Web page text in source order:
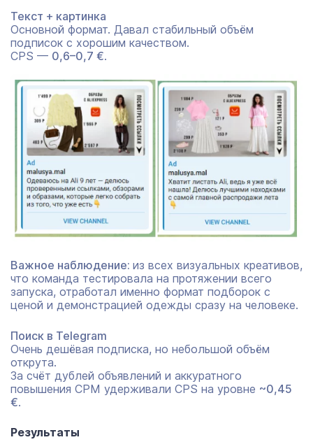
Текст + картинка
Основной формат. Давал стабильный объём
подписок с хорошим качеством.
CPS — 0,6–0,7 €.
Важное наблюдение: из всех визуальных креативов,
что команда тестировала на протяжении всего
запуска, отработал именно формат подборок с
ценой и демонстрацией одежды сразу на человеке.
Поиск в Telegram
Очень дешёвая подписка, но небольшой объём
открута.
За счёт дублей объявлений и аккуратного
повышения CPM удерживали CPS на уровне ~0,45
€.
Результаты